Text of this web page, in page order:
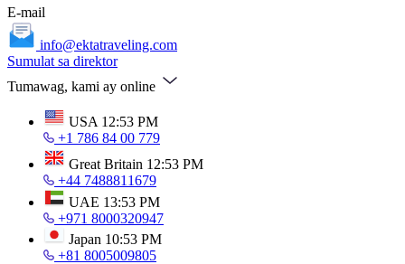
E-mail
info@ektatraveling.com
Sumulat sa direktor
Tumawag, kami ay online
USA 12:53 PM
+1 786 84 00 779
Great Britain 12:53 PM
+44 7488811679
UAE 13:53 PM
+971 8000320947
Japan 10:53 PM
+81 8005009805